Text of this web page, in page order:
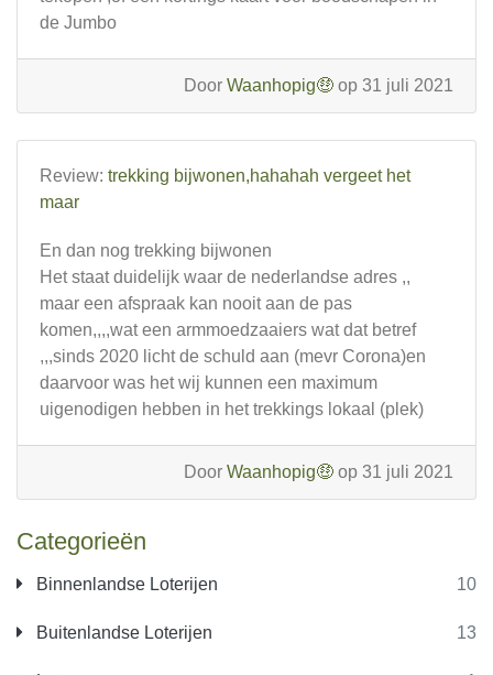
Categorieën
Binnenlandse Loterijen 10
Buitenlandse Loterijen 13
de Jumbo
Door Waanhopig🤑 op 31 juli 2021
Review: trekking bijwonen,hahahah vergeet het
maar
En dan nog trekking bijwonen
Het staat duidelijk waar de nederlandse adres ,,
maar een afspraak kan nooit aan de pas
komen,,,,wat een armmoedzaaiers wat dat betref
,,,sinds 2020 licht de schuld aan (mevr Corona)en
daarvoor was het wij kunnen een maximum
uigenodigen hebben in het trekkings lokaal (plek)
Door Waanhopig🤑 op 31 juli 2021